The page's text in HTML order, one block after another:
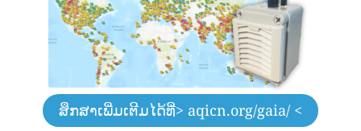
ສຶກສາເພີ່ມເຕີມໄດ້ທີ່> aqicn.org/gaia/ <